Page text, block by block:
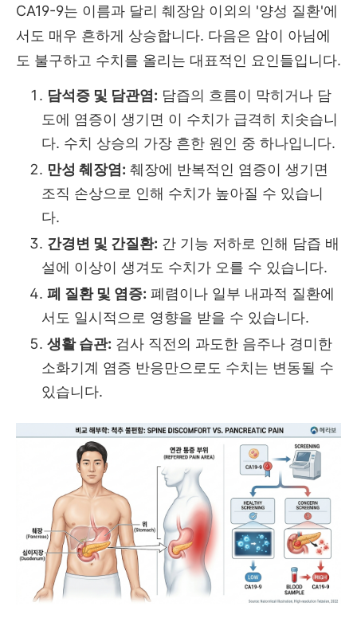
CA19-9는 이름과 달리 췌장암 이외의 '양성 질환'에
서도 매우 흔하게 상승합니다. 다음은 암이 아님에
도 불구하고 수치를 올리는 대표적인 요인들입니다.
담석증 및 담관염: 담즙의 흐름이 막히거나 담
도에 염증이 생기면 이 수치가 급격히 치솟습니
다. 수치 상승의 가장 흔한 원인 중 하나입니다.
만성 췌장염: 췌장에 반복적인 염증이 생기면
조직 손상으로 인해 수치가 높아질 수 있습니
다.
간경변 및 간질환: 간 기능 저하로 인해 담즙 배
설에 이상이 생겨도 수치가 오를 수 있습니다.
폐 질환 및 염증: 폐렴이나 일부 내과적 질환에
서도 일시적으로 영향을 받을 수 있습니다.
생활 습관: 검사 직전의 과도한 음주나 경미한
소화기계 염증 반응만으로도 수치는 변동될 수
있습니다.